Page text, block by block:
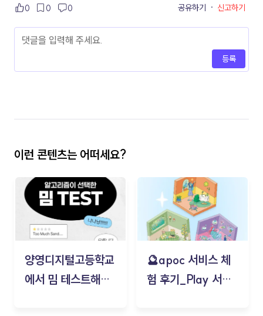
0 0 0 공유하기 · 신고하기
등록
이런 콘텐츠는 어떠세요?
양영디지털고등학교
에서 밈 테스트해보
🔮apoc 서비스 체
험 후기_Play 서비